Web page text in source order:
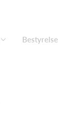
Bestyrelse